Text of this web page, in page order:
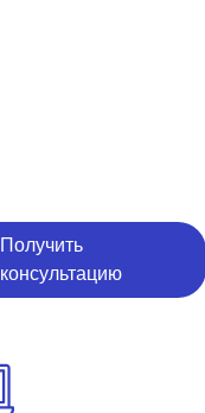
Получить
консультацию